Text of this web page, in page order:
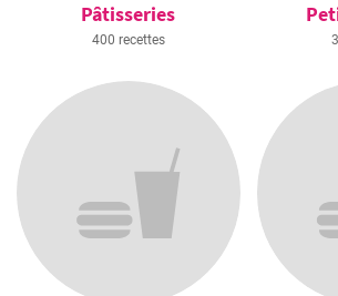
Pâtisseries
400 recettes